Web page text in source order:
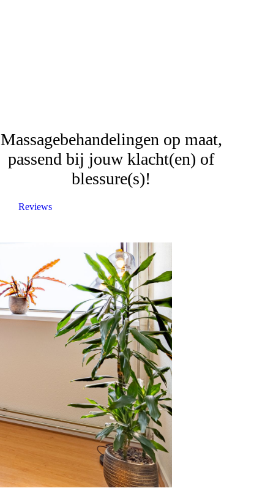
Massagebehandelingen op maat,
passend bij jouw klacht(en) of
blessure(s)!
Reviews